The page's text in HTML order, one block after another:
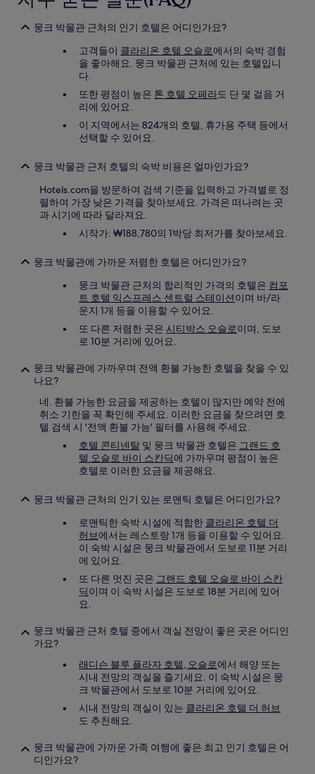
적
뭉크 박물관 근처의 인기 호텔은 어디인가요?
고객들이 클라리온 호텔 오슬로에서의 숙박 경험
을 좋아해요. 뭉크 박물관 근처에 있는 호텔입니
다.
또한 평점이 높은 톤 호텔 오페라도 단 몇 걸음 거
리에 있어요.
이 지역에서는 824개의 호텔, 휴가용 주택 등에서
선택할 수 있어요.
뭉크 박물관 근처 호텔의 숙박 비용은 얼마인가요?
Hotels.com을 방문하여 검색 기준을 입력하고 가격별로 정
렬하여 가장 낮은 가격을 찾아보세요. 가격은 떠나려는 곳
과 시기에 따라 달라져요.
시작가: ₩188,780의 1박당 최저가를 찾아보세요.
뭉크 박물관에 가까운 저렴한 호텔은 어디인가요?
뭉크 박물관 근처의 합리적인 가격의 호텔은 컴포
트 호텔 익스프레스 센트럴 스테이션이며 바/라
운지 1개 등을 이용할 수 있어요.
또 다른 저렴한 곳은 시티박스 오슬로이며, 도보
로 10분 거리에 있어요.
뭉크 박물관에 가까우며 전액 환불 가능한 호텔을 찾을 수 있
나요?
네. 환불 가능한 요금을 제공하는 호텔이 많지만 예약 전에
취소 기한을 꼭 확인해 주세요. 이러한 요금을 찾으려면 호
텔 검색 시 '전액 환불 가능' 필터를 사용해 주세요.
호텔 콘티넨탈 및 뭉크 박물관 호텔은 그랜드 호
텔 오슬로 바이 스칸딕에 가까우며 평점이 높은
호텔로 이러한 요금을 제공해요.
뭉크 박물관 근처의 인기 있는 로맨틱 호텔은 어디인가요?
로맨틱한 숙박 시설에 적합한 클라리온 호텔 더
허브에서는 레스토랑 1개 등을 이용할 수 있어요.
이 숙박 시설은 뭉크 박물관에서 도보로 11분 거리
에 있어요.
또 다른 멋진 곳은 그랜드 호텔 오슬로 바이 스칸
딕이며 이 숙박 시설은 도보로 18분 거리에 있어
요.
뭉크 박물관 근처 호텔 중에서 객실 전망이 좋은 곳은 어디인
가요?
래디슨 블루 플라자 호텔, 오슬로에서 해양 또는
시내 전망의 객실을 즐기세요. 이 숙박 시설은 뭉
크 박물관에서 도보로 10분 거리에 있어요.
시내 전망의 객실이 있는 클라리온 호텔 더 허브
도 추천해요.
뭉크 박물관에 가까운 가족 여행에 좋은 최고 인기 호텔은 어
디인가요?